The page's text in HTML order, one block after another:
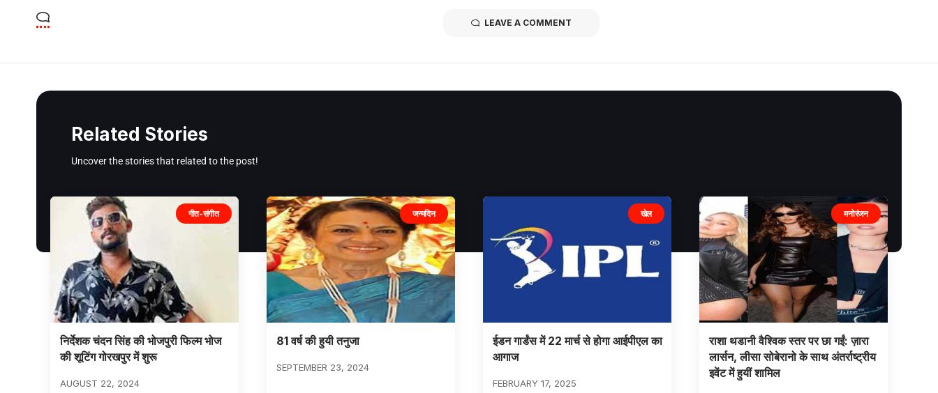
LEAVE A COMMENT
Related Stories
Uncover the stories that related to the post!
गीत-संगीत
निर्देशक चंदन सिंह की भोजपुरी फिल्म भोज
की शूटिंग गोरखपुर में शुरू
AUGUST 22, 2024
जन्मदिन
81 वर्ष की हुयी तनुजा
SEPTEMBER 23, 2024
खेल
ईडन गार्डंस में 22 मार्च से होगा आईपीएल का
आगाज
FEBRUARY 17, 2025
मनोरंजन
राशा थडानी वैश्विक स्तर पर छा गईं: ज़ारा
लार्सन, लीसा सोबेरानो के साथ अंतर्राष्ट्रीय
इवेंट में हुयीं शामिल